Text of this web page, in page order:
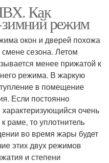
Как
зимний режим
окон и дверей похожа
сезона. Летом
менее прижатой к
режима. В жаркую
в помещение
Если постоянно
очень
раме, то уплотнитель
во время жары будет
этих двух режимов
и степени